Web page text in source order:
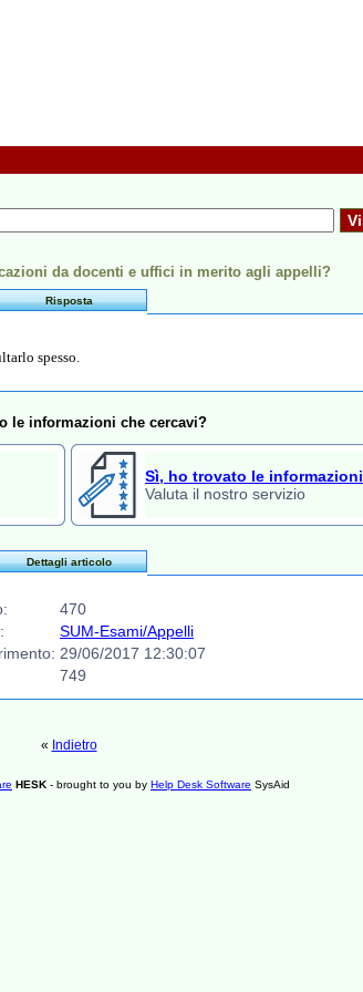
da docenti e uffici in merito agli appelli?
Risposta
spesso.
le informazioni che cercavi?
Sì, ho trovato le informazioni
Valuta il nostro servizio
Dettagli articolo
470
SUM-Esami/Appelli
29/06/2017 12:30:07
749
« Indietro
HESK - brought to you by Help Desk Software SysAid